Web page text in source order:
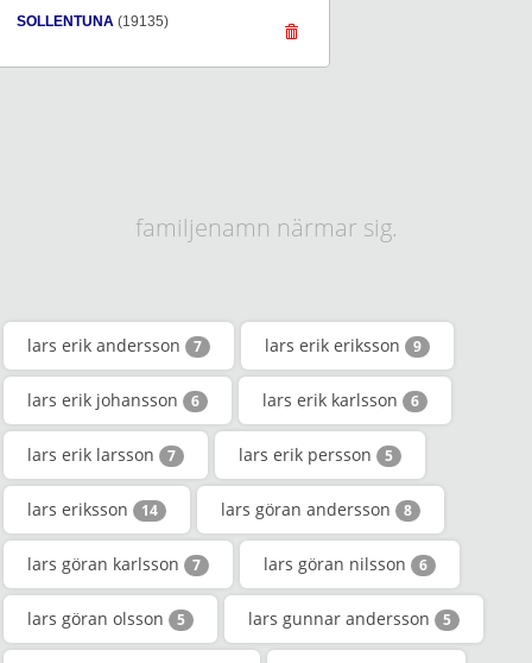
SOLLENTUNA (19135)
familjenamn närmar sig.
lars erik andersson 7 lars erik eriksson 9
lars erik johansson 6 lars erik karlsson 6
lars erik larsson 7 lars erik persson 5
lars eriksson 14 lars göran andersson 8
lars göran karlsson 7 lars göran nilsson 6
lars göran olsson 5 lars gunnar andersson 5